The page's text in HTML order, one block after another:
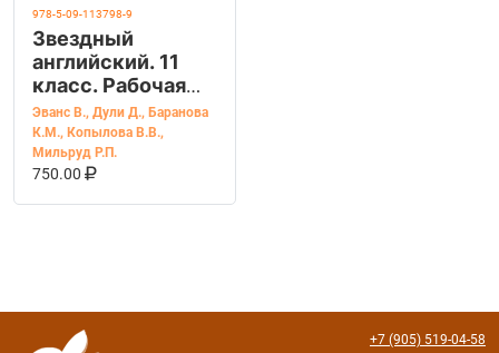
978-5-09-113798-9
Звездный
английский. 11
класс. Рабочая
тетрадь.
Углубленный
уровень
Эванс В., Дули Д., Баранова
К.М., Копылова В.В.,
Мильруд Р.П.
750.00
В КОРЗИНУ
+7 (905) 519-04-58